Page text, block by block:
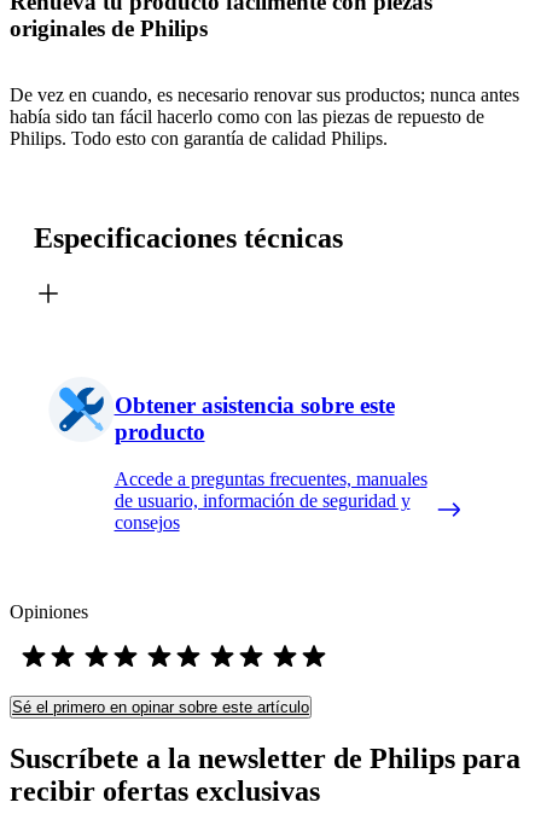
originales de Philips
De vez en cuando, es necesario renovar sus productos; nunca antes
había sido tan fácil hacerlo como con las piezas de repuesto de
Philips. Todo esto con garantía de calidad Philips.
Especificaciones técnicas
Obtener asistencia sobre este
producto
Accede a preguntas frecuentes, manuales
de usuario, información de seguridad y
consejos
Opiniones
Sé el primero en opinar sobre este artículo
Suscríbete a la newsletter de Philips para
recibir ofertas exclusivas